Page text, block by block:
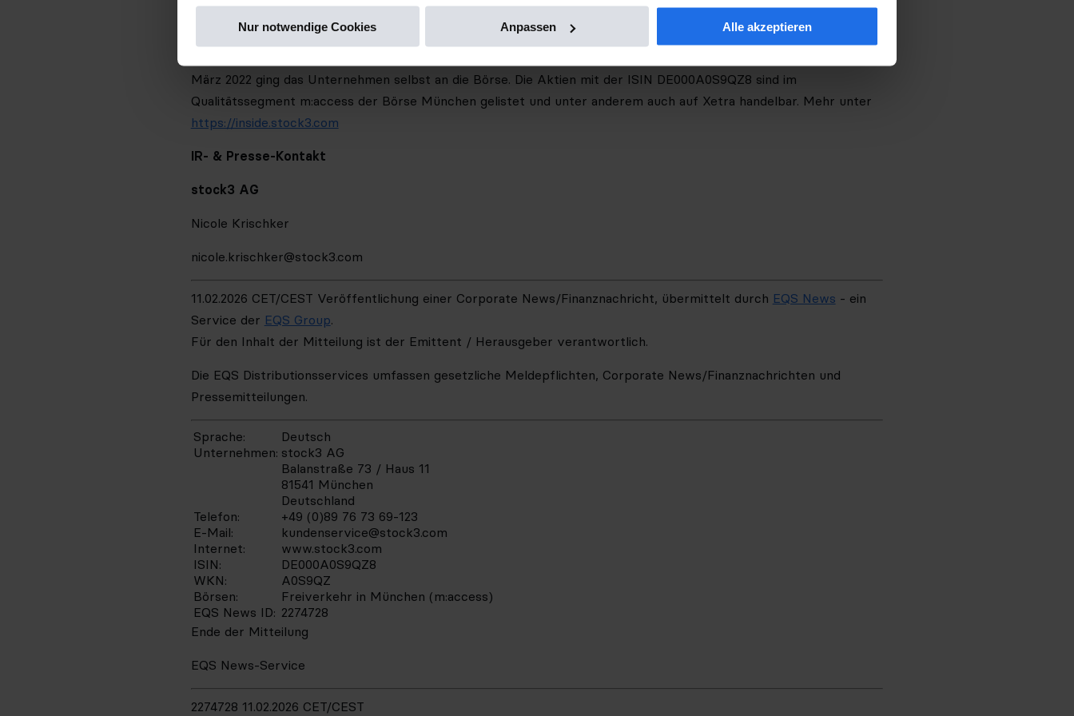
Nur notwendige Cookies Anpassen Alle akzeptieren
Tradingportale GodmodeTrader und Guidants vereint das Unternehmen seit Herbst 2022 auf einer Webplattform:
März 2022 ging das Unternehmen selbst an die Börse. Die Aktien mit der ISIN DE000A0S9QZ8 sind im
Qualitätssegment m:access der Börse München gelistet und unter anderem auch auf Xetra handelbar. Mehr unter
https://inside.stock3.com
IR- & Presse-Kontakt
stock3 AG
Nicole Krischker
nicole.krischker@stock3.com
11.02.2026 CET/CEST Veröffentlichung einer Corporate News/Finanznachricht, übermittelt durch EQS News - ein
Service der EQS Group.
Für den Inhalt der Mitteilung ist der Emittent / Herausgeber verantwortlich.
Die EQS Distributionsservices umfassen gesetzliche Meldepflichten, Corporate News/Finanznachrichten und
Pressemitteilungen.
Sprache:
Deutsch
Unternehmen: stock3 AG
Balanstraße 73 / Haus 11
81541 München
Deutschland
Telefon:
+49 (0)89 76 73 69-123
E-Mail:
kundenservice@stock3.com
Internet:
www.stock3.com
ISIN:
DE000A0S9QZ8
WKN:
A0S9QZ
Börsen:
Freiverkehr in München (m:access)
EQS News ID: 2274728
Ende der Mitteilung
EQS News-Service
2274728 11.02.2026 CET/CEST